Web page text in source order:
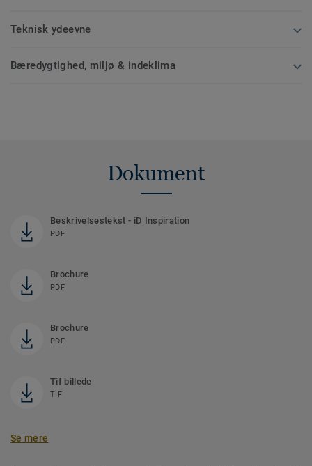
Teknisk ydeevne
Bæredygtighed, miljø & indeklima
Dokument
Beskrivelsestekst - iD Inspiration
PDF
Brochure
PDF
Brochure
PDF
Tif billede
TIF
Se mere